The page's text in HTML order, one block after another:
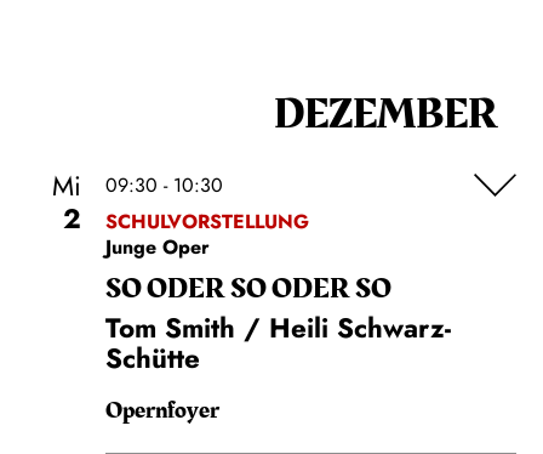
DEZEMBER
Mi
2
09:30 - 10:30
SCHULVORSTELLUNG
Junge Oper
SO ODER SO ODER SO
Tom Smith / Heili Schwarz-
Schütte
Opernfoyer